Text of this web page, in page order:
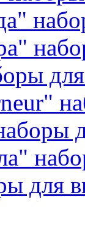
для